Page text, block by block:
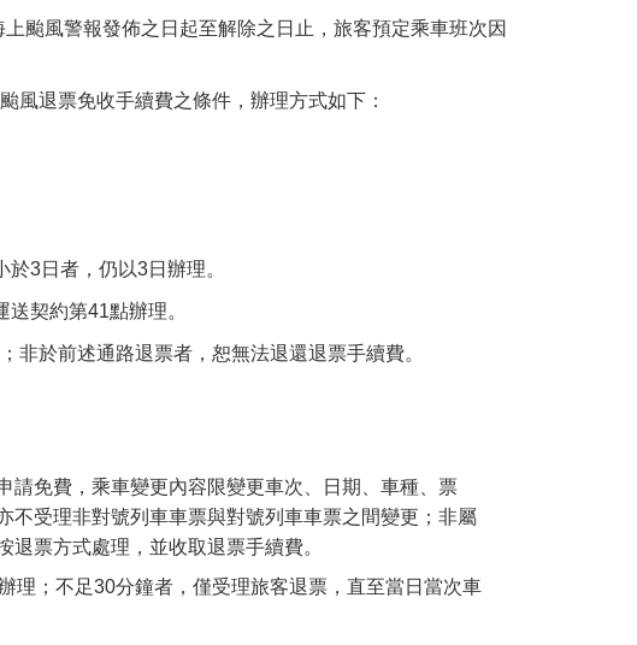
颱風警報發佈之日起至解除之日止，旅客預定乘車班次因
風退票免收手續費之條件，辦理方式如下：
3日者，仍以3日辦理。
契約第41點辦理。
非於前述通路退票者，恕無法退還退票手續費。
請免費，乘車變更內容限變更車次、日期、車種、票
不受理非對號列車車票與對號列車車票之間變更；非屬
票方式處理，並收取退票手續費。
理；不足30分鐘者，僅受理旅客退票，直至當日當次車